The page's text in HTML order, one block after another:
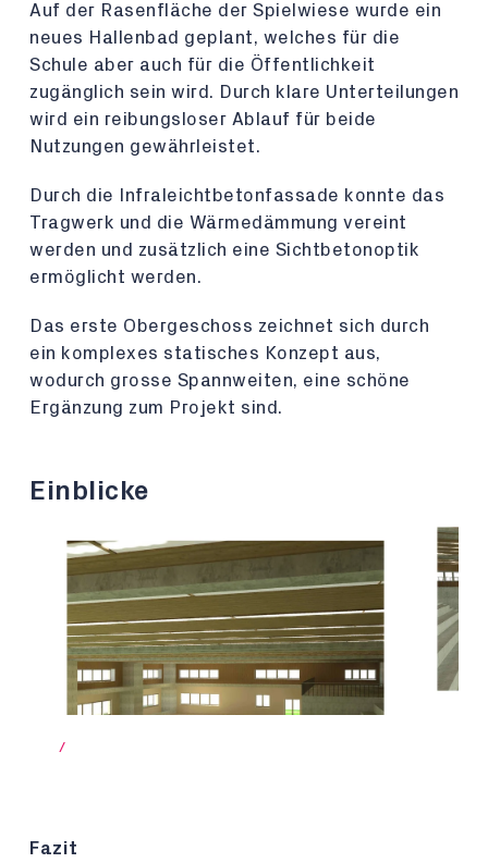
Auf der Rasenfläche der Spielwiese wurde ein
neues Hallenbad geplant, welches für die
Schule aber auch für die Öffentlichkeit
zugänglich sein wird. Durch klare Unterteilungen
wird ein reibungsloser Ablauf für beide
Nutzungen gewährleistet.
Durch die Infraleichtbetonfassade konnte das
Tragwerk und die Wärmedämmung vereint
werden und zusätzlich eine Sichtbetonoptik
ermöglicht werden.
Das erste Obergeschoss zeichnet sich durch
ein komplexes statisches Konzept aus,
wodurch grosse Spannweiten, eine schöne
Ergänzung zum Projekt sind.
Einblicke
/
Fazit